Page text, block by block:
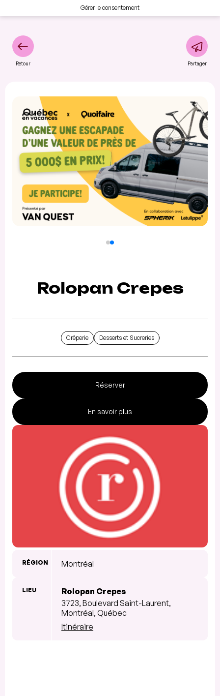
Gérer le consentement
Retour Partager
Rolopan Crepes
Crêperie Desserts et Sucreries
Réserver
En savoir plus
RÉGION Montréal
LIEU
Rolopan Crepes
3723, Boulevard Saint-Laurent,
Montréal, Québec
Itinéraire